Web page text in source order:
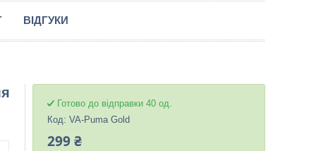
ВІДГУКИ
Готово до відправки 40 од.
Код: VA-Puma Gold
299 ₴